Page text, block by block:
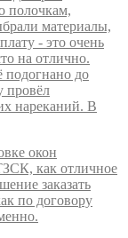
полочкам,
материалы,
- это очень
на отлично.
подогнано до
провёл
нареканий. В
окон
как отличное
заказать
по договору